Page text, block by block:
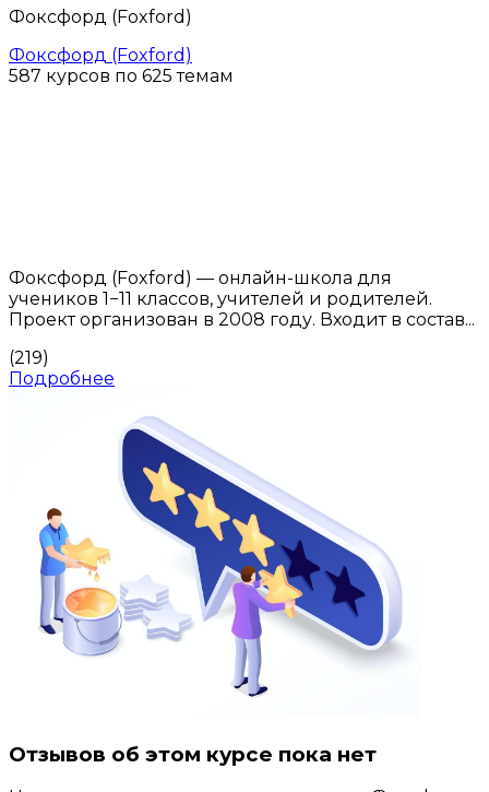
Фоксфорд (Foxford)
Фоксфорд (Foxford)
587 курсов по 625 темам
Фоксфорд (Foxford) — онлайн-школа для
учеников 1−11 классов, учителей и родителей.
Проект организован в 2008 году. Входит в состав...
(219)
Подробнее
Отзывов об этом курсе пока нет